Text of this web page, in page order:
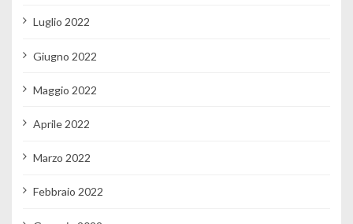
Luglio 2022
Giugno 2022
Maggio 2022
Aprile 2022
Marzo 2022
Febbraio 2022